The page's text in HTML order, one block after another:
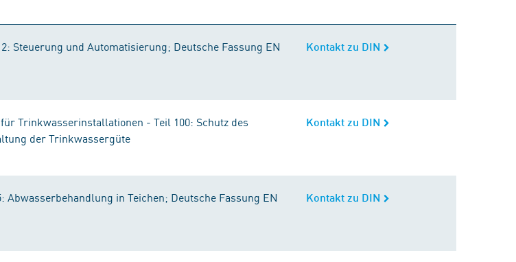
Steuerung und Automatisierung; Deutsche Fassung EN
Kontakt zu DIN
Trinkwasserinstallationen - Teil 100: Schutz des
der Trinkwassergüte
Kontakt zu DIN
Abwasserbehandlung in Teichen; Deutsche Fassung EN
Kontakt zu DIN